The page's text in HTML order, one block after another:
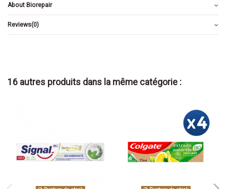
About Biorepair
Reviews(0)
16 autres produits dans la même catégorie :